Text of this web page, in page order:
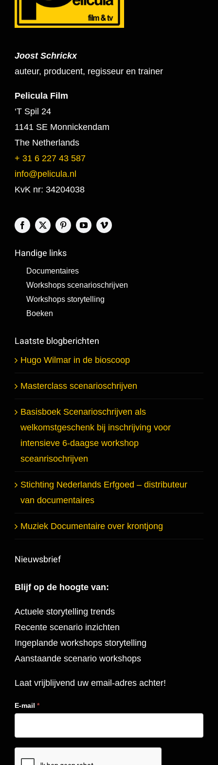
Joost Schrickx
auteur, producent, regisseur en trainer
Pelicula Film
‘T Spil 24
1141 SE Monnickendam
The Netherlands
+ 31 6 227 43 587
info@pelicula.nl
KvK nr: 34204038
Handige links
Documentaires
Workshops scenarioschrijven
Workshops storytelling
Boeken
Laatste blogberichten
Hugo Wilmar in de bioscoop
Masterclass scenarioschrijven
Basisboek Scenarioschrijven als
welkomstgeschenk bij inschrijving voor
intensieve 6-daagse workshop
sceanrisochrijven
Stichting Nederlands Erfgoed – distributeur
van documentaires
Muziek Documentaire over krontjong
Nieuwsbrief
Blijf op de hoogte van:
Actuele storytelling trends
Recente scenario inzichten
Ingeplande workshops storytelling
Aanstaande scenario workshops
Laat vrijblijvend uw email-adres achter!
E-mail *